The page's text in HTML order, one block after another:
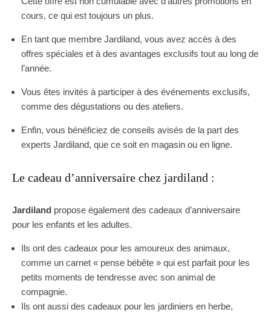
cours, ce qui est toujours un plus.
En tant que membre Jardiland, vous avez accès à des
offres spéciales et à des avantages exclusifs tout au long de
l’année.
Vous êtes invités à participer à des événements exclusifs,
comme des dégustations ou des ateliers.
Enfin, vous bénéficiez de conseils avisés de la part des
experts Jardiland, que ce soit en magasin ou en ligne.
Le cadeau d’anniversaire chez jardiland :
Jardiland propose également des cadeaux d’anniversaire
pour les enfants et les adultes.
Ils ont des cadeaux pour les amoureux des animaux,
comme un carnet « pense bébête » qui est parfait pour les
petits moments de tendresse avec son animal de
compagnie.
Ils ont aussi des cadeaux pour les jardiniers en herbe,